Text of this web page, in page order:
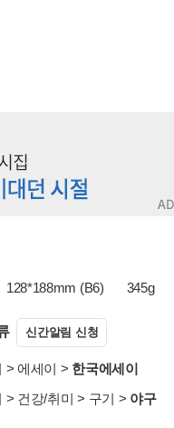
128*188mm (B6) 345g
신간알림 신청
> 에세이 > 한국에세이
> 건강/취미 > 구기 > 야구